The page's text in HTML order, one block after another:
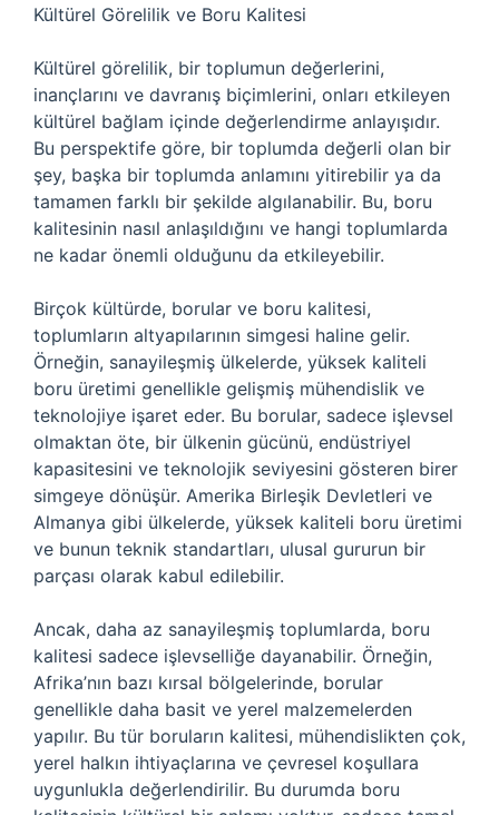
Kültürel Görelilik ve Boru Kalitesi
Kültürel görelilik, bir toplumun değerlerini,
inançlarını ve davranış biçimlerini, onları etkileyen
kültürel bağlam içinde değerlendirme anlayışıdır.
Bu perspektife göre, bir toplumda değerli olan bir
şey, başka bir toplumda anlamını yitirebilir ya da
tamamen farklı bir şekilde algılanabilir. Bu, boru
kalitesinin nasıl anlaşıldığını ve hangi toplumlarda
ne kadar önemli olduğunu da etkileyebilir.
Birçok kültürde, borular ve boru kalitesi,
toplumların altyapılarının simgesi haline gelir.
Örneğin, sanayileşmiş ülkelerde, yüksek kaliteli
boru üretimi genellikle gelişmiş mühendislik ve
teknolojiye işaret eder. Bu borular, sadece işlevsel
olmaktan öte, bir ülkenin gücünü, endüstriyel
kapasitesini ve teknolojik seviyesini gösteren birer
simgeye dönüşür. Amerika Birleşik Devletleri ve
Almanya gibi ülkelerde, yüksek kaliteli boru üretimi
ve bunun teknik standartları, ulusal gururun bir
parçası olarak kabul edilebilir.
Ancak, daha az sanayileşmiş toplumlarda, boru
kalitesi sadece işlevselliğe dayanabilir. Örneğin,
Afrika’nın bazı kırsal bölgelerinde, borular
genellikle daha basit ve yerel malzemelerden
yapılır. Bu tür boruların kalitesi, mühendislikten çok,
yerel halkın ihtiyaçlarına ve çevresel koşullara
uygunlukla değerlendirilir. Bu durumda boru